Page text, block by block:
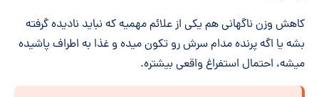
کاهش وزن ناگهانی هم یکی از علائم مهمیه که نباید نادیده گرفته
بشه یا اگه پرنده مدام سرش رو تکون میده و غذا به اطراف پاشیده
میشه، احتمال استفراغ واقعی بیشتره.